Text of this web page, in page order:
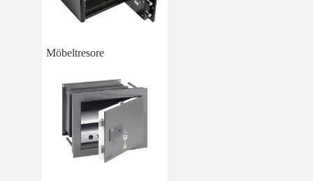
Möbeltresore